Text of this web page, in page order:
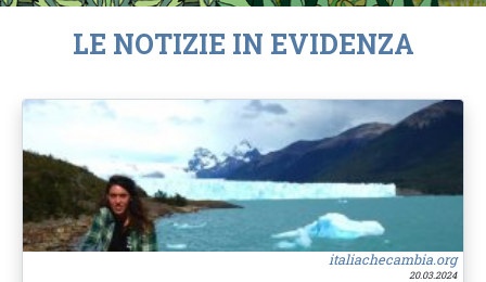
LE NOTIZIE IN EVIDENZA
italiachecambia.org
20.03.2024